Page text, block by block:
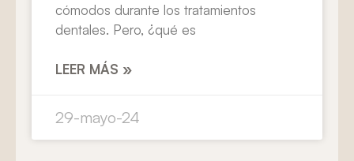
cómodos durante los tratamientos
dentales. Pero, ¿qué es
LEER MÁS »
29-mayo-24